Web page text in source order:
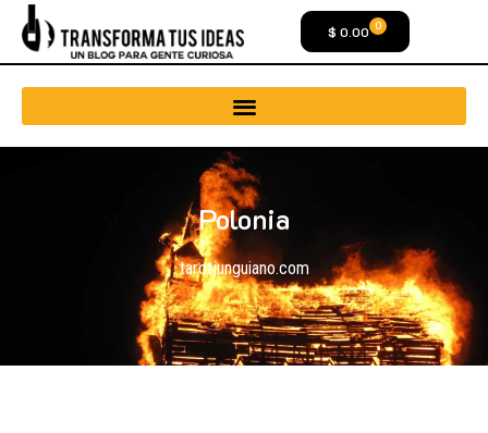
$ 0.00 0
Polonia
tarotjunguiano.com